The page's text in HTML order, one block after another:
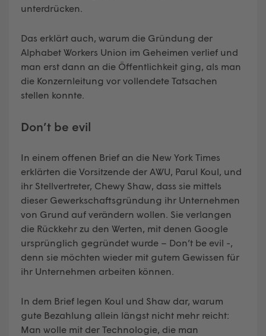
unterdrücken.
Das erklärt auch, warum die Gründung der
Alphabet Workers Union im Geheimen verlief und
man erst dann an die Öffentlichkeit ging, als man
die Konzernleitung vor vollendete Tatsachen
stellen konnte.
Don’t be evil
In einem offenen Brief an die New York Times
erklärten die Vorsitzende der AWU, Parul Koul, und
ihr Stellvertreter, Chewy Shaw, dass sie mittels
dieser Gewerkschaftsgründung ihr Unternehmen
von Grund auf verändern wollen. Sie verlangen
die Rückkehr zu den Werten, mit denen Google
ursprünglich gegründet wurde – Don’t be evil -,
denn sie möchten wieder mit gutem Gewissen für
ihr Unternehmen arbeiten können.
In dem Brief legen Koul und Shaw dar, warum
gute Bezahlung allein längst nicht mehr reicht:
Man wolle mit der Technologie, die man